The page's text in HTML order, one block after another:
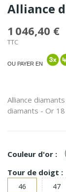
Alliance
1 046,40 €
TTC
OU PAYER EN
Alliance
diamants - Or
Couleur d'or :
Tour de doigt :
46 47